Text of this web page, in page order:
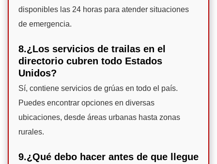
disponibles las 24 horas para atender situaciones
de emergencia.
8.¿Los servicios de trailas en el
directorio cubren todo Estados
Unidos?
Sí, contiene servicios de grúas en todo el país.
Puedes encontrar opciones en diversas
ubicaciones, desde áreas urbanas hasta zonas
rurales.
9.¿Qué debo hacer antes de que llegue